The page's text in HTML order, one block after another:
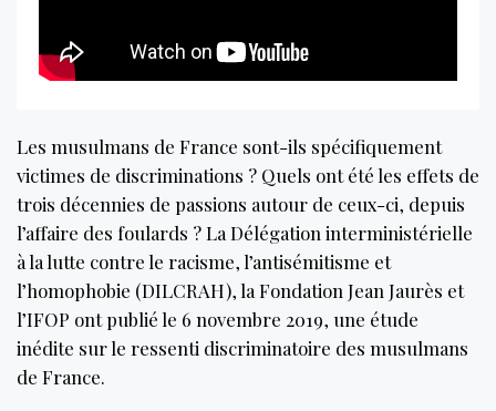
Les musulmans de France sont-ils spécifiquement
victimes de discriminations ? Quels ont été les effets de
trois décennies de passions autour de ceux-ci, depuis
l’affaire des foulards ? La Délégation interministérielle
à la lutte contre le racisme, l’antisémitisme et
l’homophobie (DILCRAH), la Fondation Jean Jaurès et
l’IFOP ont publié le 6 novembre 2019, une étude
inédite sur le ressenti discriminatoire des musulmans
de France.